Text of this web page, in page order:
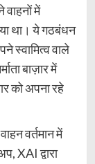
वाहनों में
था। ये गठबंधन
स्वामित्व वाले
बाज़ार में
को अपना रहे
वर्तमान में
XAI द्वारा